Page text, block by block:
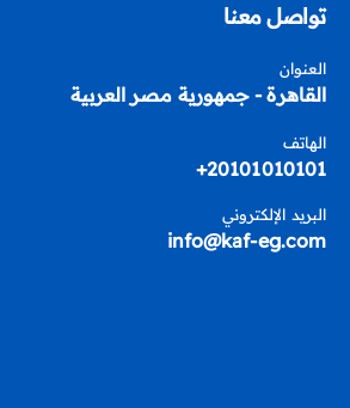
تواصل معنا
العنوان
القاهرة - جمهورية مصر العربية
الهاتف
20101010101+
البريد الإلكتروني
info@kaf-eg.com